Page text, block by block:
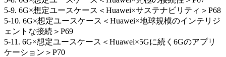
5-9. 6G×想定ユースケース＜Huawei×サステナビリティ＞P68
5-10. 6G×想定ユースケース＜Huawei×地球規模のインテリジ
ェントな接続＞P69
5-11. 6G×想定ユースケース＜Huawei×5Gに続く6Gのアプリ
ケーション＞P70